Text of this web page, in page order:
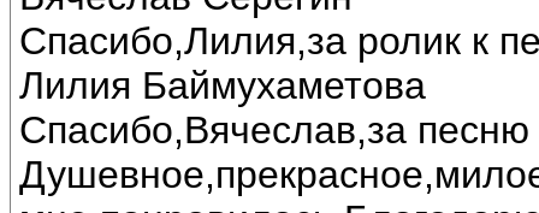
Спасибо,Лилия,за ролик к
Лилия Баймухаметова
Спасибо,Вячеслав,за песню